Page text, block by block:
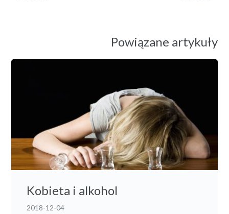
Powiązane artykuły
Kobieta i alkohol
2018-12-04